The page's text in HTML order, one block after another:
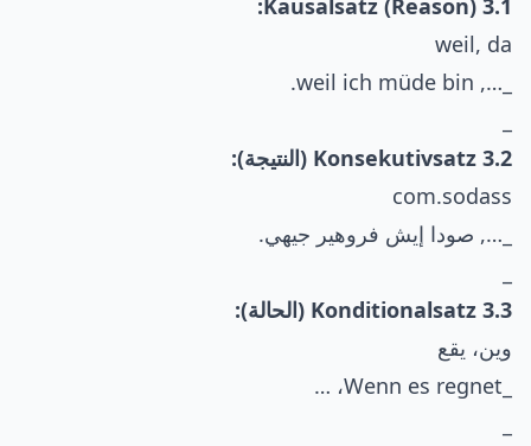
3.1 Kausalsatz (Reason):
weil, da
_…, weil ich müde bin.
3.2 Konsekutivsatz (النتيجة):
com.sodass
_…, صودا إيش فروهير جيهي.
3.3 Konditionalsatz (الحالة):
وين، يقع